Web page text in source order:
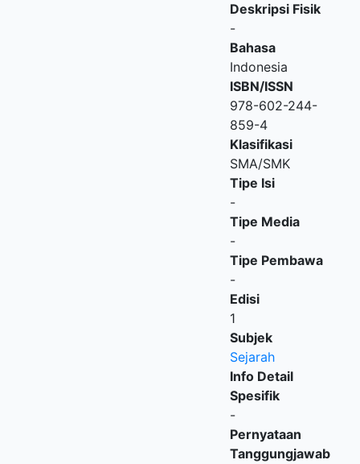
Deskripsi Fisik
-
Bahasa
Indonesia
ISBN/ISSN
978-602-244-
859-4
Klasifikasi
SMA/SMK
Tipe Isi
-
Tipe Media
-
Tipe Pembawa
-
Edisi
1
Subjek
Sejarah
Info Detail
Spesifik
-
Pernyataan
Tanggungjawab